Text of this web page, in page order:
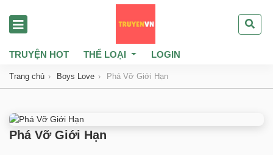
TRUYỆN HOT THỂ LOẠI LOGIN
Trang chủ Boys Love Phá Vỡ Giới Hạn
Phá Vỡ Giới Hạn